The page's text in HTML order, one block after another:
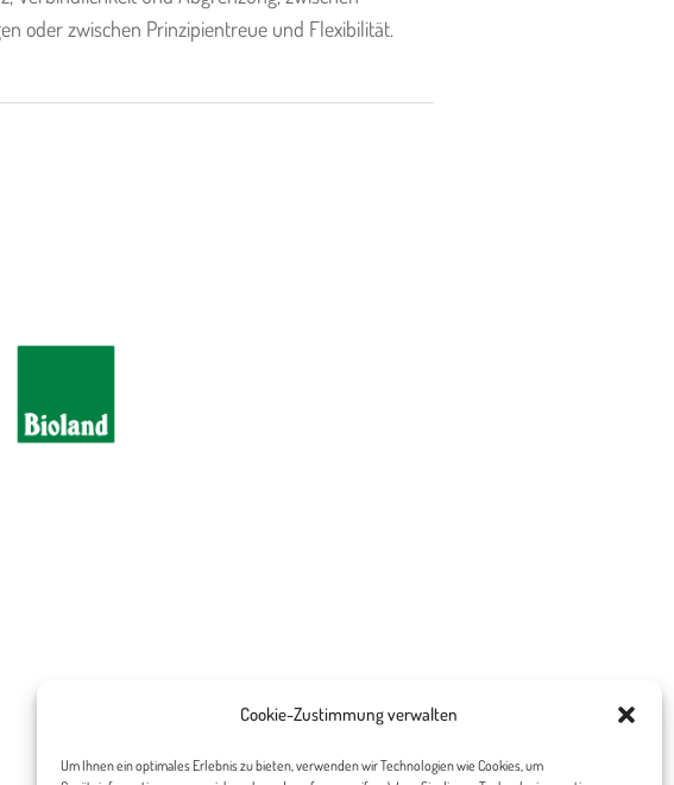
Cookie-Zustimmung verwalten
Um Ihnen ein optimales Erlebnis zu bieten, verwenden wir Technologien wie Cookies, um
oder zwischen Prinzipientreue und Flexibilität.